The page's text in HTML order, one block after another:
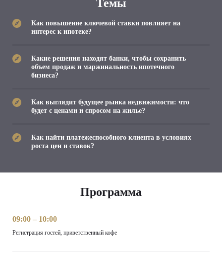
Темы
Как повышение ключевой ставки повлияет на
интерес к ипотеке?
Какие решения находят банки, чтобы сохранить
объем продаж и маржинальность ипотечного
бизнеса?
Как выглядит будущее рынка недвижимости: что
будет с ценами и спросом на жилье?
Как найти платежеспособного клиента в условиях
роста цен и ставок?
Программа
09:00 – 10:00
Регистрация гостей, приветственный кофе